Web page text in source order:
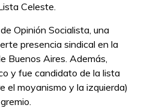
Celeste.
Opinión Socialista, una
presencia sindical en la
Buenos Aires. Además,
y fue candidato de la lista
el moyanismo y la izquierda)